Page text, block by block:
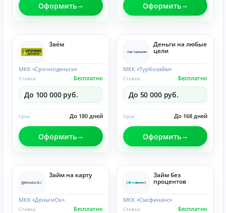
Оформить Оформить
Заём
МКК «Срочноденьги»
Бесплатно
Ставка
До 100 000 руб.
До 180 дней
Срок
Оформить
Деньги на любые
цели
МКК «Турбозайм»
Бесплатно
Ставка
До 50 000 руб.
До 168 дней
Срок
Оформить
Займ на карту
МКК «ДеньгиОк»
Бесплатно
Ставка
Займ без
процентов
МКК «Смсфинанс»
Бесплатно
Ставка